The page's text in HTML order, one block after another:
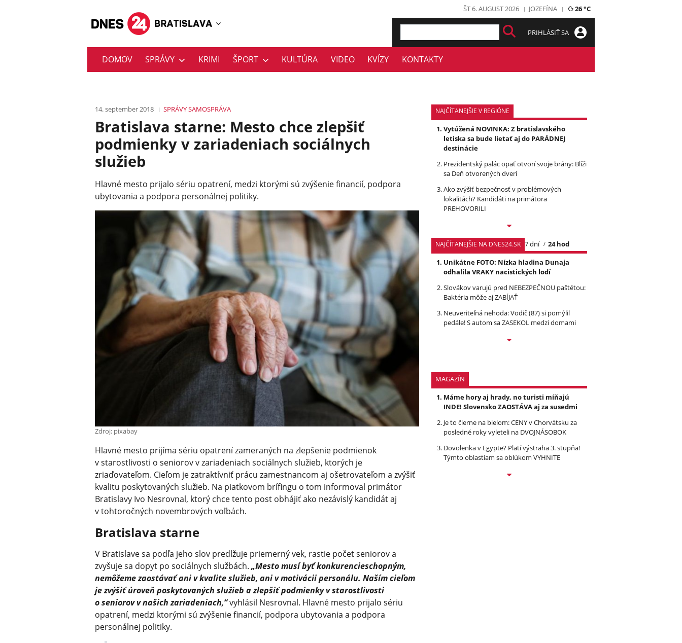
ŠT 6. AUGUST 2026 JOZEFÍNA 26 °C
PRIHLÁSIŤ SA
DOMOV SPRÁVY KRIMI ŠPORT KULTÚRA VIDEO KVÍZY KONTAKTY
14. september 2018 SPRÁVYSAMOSPRÁVA
Bratislava starne: Mesto chce zlepšiť
podmienky v zariadeniach sociálnych
služieb
Hlavné mesto prijalo sériu opatrení, medzi ktorými sú zvýšenie financií, podpora
ubytovania a podpora personálnej politiky.
Zdroj: pixabay
Hlavné mesto prijíma sériu opatrení zameraných na zlepšenie podmienok
v starostlivosti o seniorov v zariadeniach sociálnych služieb, ktorých je
zriaďovateľom. Cieľom je zatraktívniť prácu zamestnancom aj ošetrovateľom a zvýšiť
kvalitu poskytovaných služieb. Na piatkovom brífingu o tom informoval primátor
Bratislavy Ivo Nesrovnal, ktorý chce tento post obhájiť ako nezávislý kandidát aj
v tohtoročných novembrových voľbách.
Bratislava starne
V Bratislave sa podľa jeho slov predlžuje priemerný vek, rastie počet seniorov a
zvyšuje sa dopyt po sociálnych službách. „Mesto musí byť konkurencieschop­ným,
nemôžeme zaostávať ani v kvalite služieb, ani v motivácii personálu. Naším cieľom
je zvýšiť úroveň poskytovaných služieb a zlepšiť podmienky v starostlivosti
o seniorov v našich zariadeniach,“vyhlásil Nesrovnal. Hlavné mesto prijalo sériu
opatrení, medzi ktorými sú zvýšenie financií, podpora ubytovania a podpora
personálnej politiky.
NAJČÍTANEJŠIE V REGIÓNE
Vytúžená NOVINKA: Z bratislavského
letiska sa bude lietať aj do PARÁDNEJ
destinácie
Prezidentský palác opäť otvorí svoje brány: Blíži
sa Deň otvorených dverí
Ako zvýšiť bezpečnosť v problémových
lokalitách? Kandidáti na primátora
PREHOVORILI
NAJČÍTANEJŠIE NA DNES24.SK 7 dní
24 hod
Unikátne FOTO: Nízka hladina Dunaja
odhalila VRAKY nacistických lodí
Slovákov varujú pred NEBEZPEČNOU paštétou:
Baktéria môže aj ZABÍJAŤ
Neuveriteľná nehoda: Vodič (87) si pomýlil
pedále! S autom sa ZASEKOL medzi domami
MAGAZÍN
Máme hory aj hrady, no turisti míňajú
INDE! Slovensko ZAOSTÁVA aj za susedmi
Je to čierne na bielom: CENY v Chorvátsku za
posledné roky vyleteli na DVOJNÁSOBOK
Dovolenka v Egypte? Platí výstraha 3. stupňa!
Týmto oblastiam sa oblúkom VYHNITE